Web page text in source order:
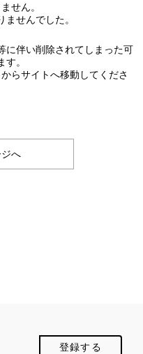
せん。
せんでした。
に伴い削除されてしまった可
。
らサイトへ移動してくださ
ジへ
登録する